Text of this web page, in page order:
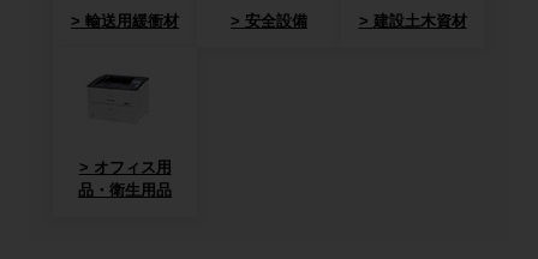
輸送用緩衝材 安全設備 建設土木資材
オフィス用
品・衛生用品